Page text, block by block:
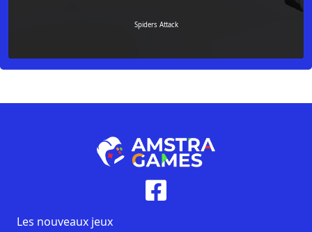
Spiders Attack
Les nouveaux jeux